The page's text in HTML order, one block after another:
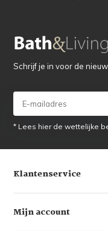
Schrijf je in voor de
* Lees hier de wettelijke
Klantenservice
Mijn account